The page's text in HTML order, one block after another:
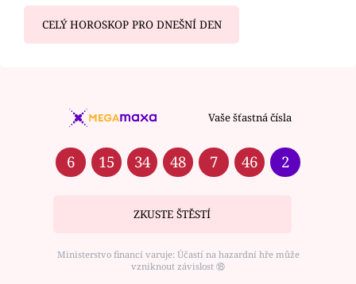
CELÝ HOROSKOP PRO DNEŠNÍ DEN
Vaše šťastná čísla
6 15 34 48 7 46 2
ZKUSTE ŠTĚSTÍ
Ministerstvo financí varuje: Účastí na hazardní hře může
vzniknout závislost ⑱